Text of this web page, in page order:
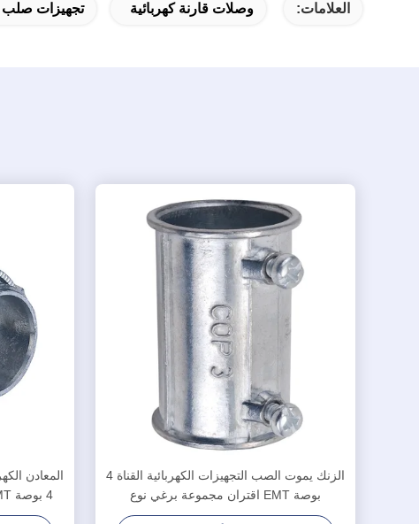
العلامات: وصلات قارنة كهربائية تجهيزات صلب
الزنك يموت الصب التجهيزات الكهربائية القناة 4
بوصة EMT اقتران مجموعة برغي نوع
المعادن
4 بوصة EMT الموصل مجموعة HX-SSCN